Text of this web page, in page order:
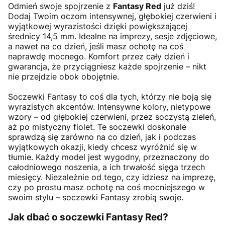
Odmień swoje spojrzenie z Fantasy Red już dziś!
Dodaj Twoim oczom intensywnej, głębokiej czerwieni i
wyjątkowej wyrazistości dzięki powiększającej
średnicy 14,5 mm. Idealne na imprezy, sesje zdjęciowe,
a nawet na co dzień, jeśli masz ochotę na coś
naprawdę mocnego. Komfort przez cały dzień i
gwarancja, że przyciągniesz każde spojrzenie – nikt
nie przejdzie obok obojętnie.
Soczewki Fantasy to coś dla tych, którzy nie boją się
wyrazistych akcentów. Intensywne kolory, nietypowe
wzory – od głębokiej czerwieni, przez soczystą zieleń,
aż po mistyczny fiolet. Te soczewki doskonale
sprawdzą się zarówno na co dzień, jak i podczas
wyjątkowych okazji, kiedy chcesz wyróżnić się w
tłumie. Każdy model jest wygodny, przeznaczony do
całodniowego noszenia, a ich trwałość sięga trzech
miesięcy. Niezależnie od tego, czy idziesz na imprezę,
czy po prostu masz ochotę na coś mocniejszego w
swoim stylu – soczewki Fantasy zrobią swoje.
Jak dbać o soczewki Fantasy Red?